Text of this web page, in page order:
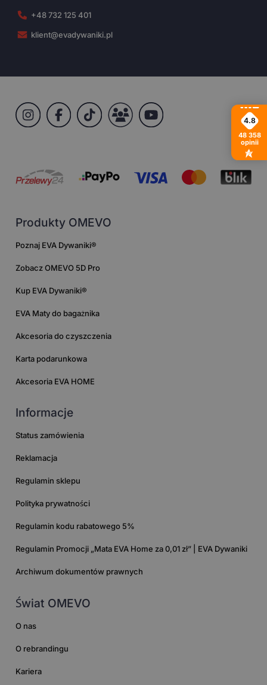
+48 732 125 401
klient@evadywaniki.pl
Produkty OMEVO
Poznaj EVA Dywaniki®
Zobacz OMEVO 5D Pro
Kup EVA Dywaniki®
EVA Maty do bagażnika
Akcesoria do czyszczenia
Karta podarunkowa
Akcesoria EVA HOME
Informacje
Status zamówienia
Reklamacja
Regulamin sklepu
Polityka prywatności
Regulamin kodu rabatowego 5%
Regulamin Promocji „Mata EVA Home za 0,01 zł” | EVA Dywaniki
Archiwum dokumentów prawnych
Świat OMEVO
O nas
O rebrandingu
Kariera
4.8
48 358
opinii